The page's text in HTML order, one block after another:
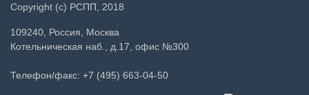
Copyright (c) РСПП, 2018
109240, Россия, Москва
Котельническая наб., д.17, офис №300
Телефон/факс: +7 (495) 663-04-50